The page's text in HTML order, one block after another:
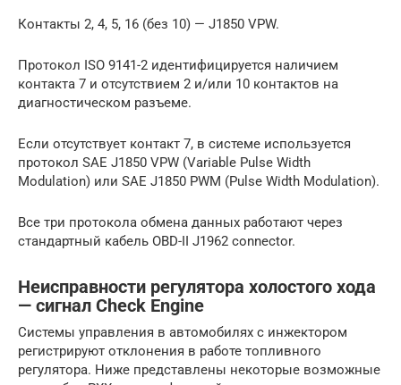
Контакты 2, 4, 5, 16 (без 10) — J1850 VPW.
Протокол ISO 9141-2 идентифицируется наличием
контакта 7 и отсутствием 2 и/или 10 контактов на
диагностическом разъеме.
Если отсутствует контакт 7, в системе используется
протокол SAE J1850 VPW (Variable Pulse Width
Modulation) или SAE J1850 PWM (Pulse Width Modulation).
Все три протокола обмена данных работают через
стандартный кабель OBD-II J1962 connector.
Неисправности регулятора холостого хода
— сигнал Check Engine
Системы управления в автомобилях с инжектором
регистрируют отклонения в работе топливного
регулятора. Ниже представлены некоторые возможные